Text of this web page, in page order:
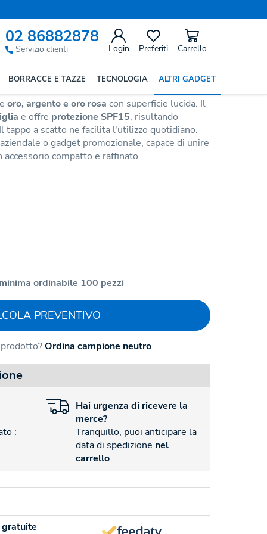
02 86882878
Servizio clienti Login Preferiti Carrello
BORRACCE E TAZZE TECNOLOGIA ALTRI GADGET
in un'elegante confezione a forma di
oro, argento e oro rosa con superficie lucida. Il
e offre protezione SPF15, risultando
a scatto ne facilita l'utilizzo quotidiano.
o gadget promozionale, capace di unire
compatto e raffinato.
ordinabile 100 pezzi
PREVENTIVO
Ordina campione neutro
:
Hai urgenza di ricevere la
merce?
Tranquillo, puoi anticipare la
data di spedizione nel
carrello.